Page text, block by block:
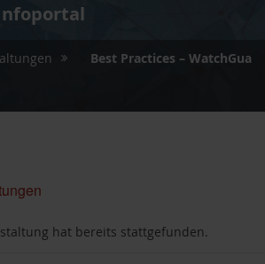
Best Practices –
hat bereits stattgefunden.